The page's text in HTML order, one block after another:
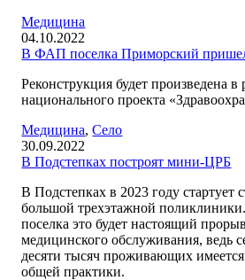
Медицина
04.10.2022
В ФАП поселка Приморский
Реконструкция будет произведена в
национального проекта
Медицина,Село
30.09.2022
В Подстепках построят мини-ЦРБ
В Подстепках в 2023 году стартует
большой трехэтажной
поселка это будет настоящий
медицинского обслуживания, ведь
десяти тысяч проживающих имеется
общей практики.